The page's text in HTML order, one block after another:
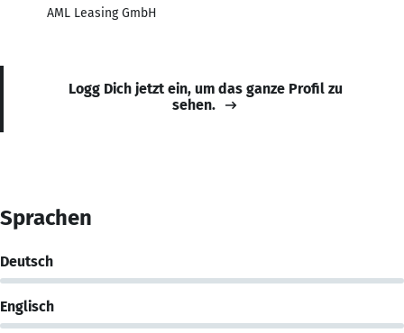
AML Leasing GmbH
Logg Dich jetzt ein, um das ganze Profil zu
sehen.
Sprachen
Deutsch
Englisch